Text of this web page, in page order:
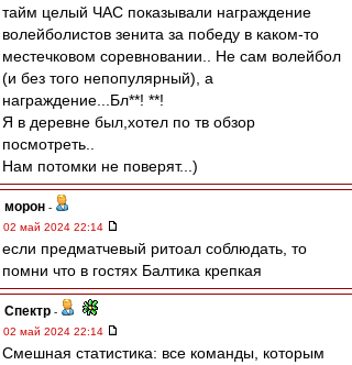
тайм целый ЧАС показывали награждение
волейболистов зенита за победу в каком-то
местечковом соревновании.. Не сам волейбол
(и без того непопулярный), а
награждение...Бл**! **!
Я в деревне был,хотел по тв обзор
посмотреть..
Нам потомки не поверят...)
морон -
02 май 2024 22:14
если предматчевый ритоал соблюдать, то
помни что в гостях Балтика крепкая
Спектр -
02 май 2024 22:14
Смешная статистика: все команды, которым